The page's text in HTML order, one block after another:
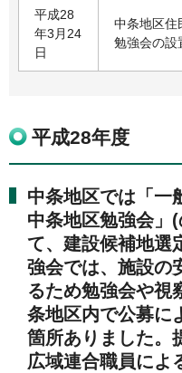
平成28
年3月24
日
中条地区住
勉強会の設
平成28年度
中条地区では「一
中条地区勉強会」
て、建設候補地選
強会では、施設の
るため勉強会や視
条地区内で公募に
箇所ありました。
広域連合職員によ